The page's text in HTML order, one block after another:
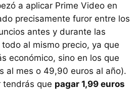
a aplicar Prime Video en
precisamente furor entre los
antes y durante las
al mismo precio, ya que
económico, sino en los que
al mes o 49,90 euros al año).
tendrás que pagar 1,99 euros